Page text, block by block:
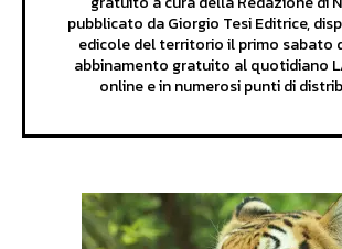
pubblicato da Giorgio Tesi Editrice,
edicole del territorio il primo sabato
abbinamento gratuito al quotidiano
online e in numerosi punti di